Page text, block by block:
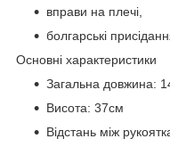
вправи на плечі,
болгарські
Основні характеристики
Загальна довжина:
Висота: 37см
Відстань між